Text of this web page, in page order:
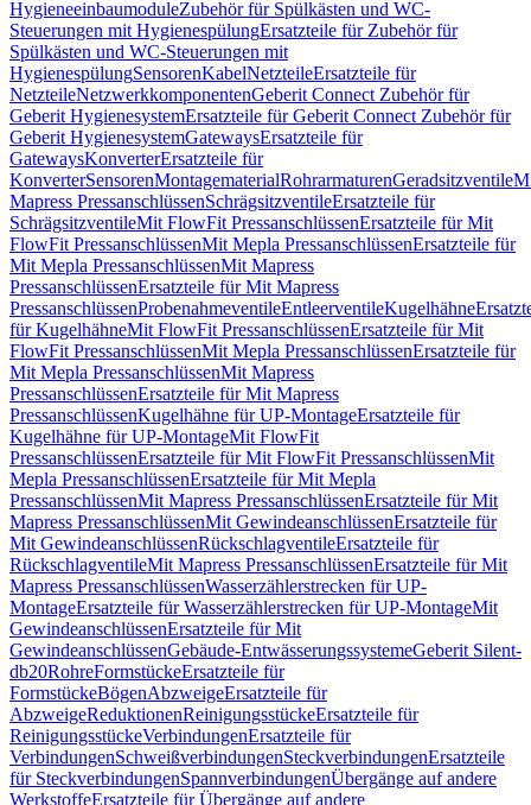
HygieneeinbaumoduleZubehör für Spülkästen und WC-
Steuerungen mit HygienespülungErsatzteile für Zubehör für
Spülkästen und WC-Steuerungen mit
HygienespülungSensorenKabelNetzteileErsatzteile für
NetzteileNetzwerkkomponentenGeberit Connect Zubehör für
Geberit HygienesystemErsatzteile für Geberit Connect Zubehör für
Geberit HygienesystemGatewaysErsatzteile für
GatewaysKonverterErsatzteile für
KonverterSensorenMontagematerialRohrarmaturenGeradsitzventile
Mapress PressanschlüssenSchrägsitzventileErsatzteile für
SchrägsitzventileMit FlowFit PressanschlüssenErsatzteile für Mit
FlowFit PressanschlüssenMit Mepla PressanschlüssenErsatzteile für
Mit Mepla PressanschlüssenMit Mapress
PressanschlüssenErsatzteile für Mit Mapress
PressanschlüssenProbenahmeventileEntleerventileKugelhähne
für KugelhähneMit FlowFit PressanschlüssenErsatzteile für Mit
FlowFit PressanschlüssenMit Mepla PressanschlüssenErsatzteile für
Mit Mepla PressanschlüssenMit Mapress
PressanschlüssenErsatzteile für Mit Mapress
PressanschlüssenKugelhähne für UP-MontageErsatzteile für
Kugelhähne für UP-MontageMit FlowFit
PressanschlüssenErsatzteile für Mit FlowFit PressanschlüssenMit
Mepla PressanschlüssenErsatzteile für Mit Mepla
PressanschlüssenMit Mapress PressanschlüssenErsatzteile für Mit
Mapress PressanschlüssenMit GewindeanschlüssenErsatzteile für
Mit GewindeanschlüssenRückschlagventileErsatzteile für
RückschlagventileMit Mapress PressanschlüssenErsatzteile für Mit
Mapress PressanschlüssenWasserzählerstrecken für UP-
MontageErsatzteile für Wasserzählerstrecken für UP-MontageMit
GewindeanschlüssenErsatzteile für Mit
GewindeanschlüssenGebäude-EntwässerungssystemeGeberit Silent-
db20RohreFormstückeErsatzteile für
FormstückeBögenAbzweigeErsatzteile für
AbzweigeReduktionenReinigungsstückeErsatzteile für
ReinigungsstückeVerbindungenErsatzteile für
VerbindungenSchweißverbindungenSteckverbindungenErsatzteile
für SteckverbindungenSpannverbindungenÜbergänge auf andere
WerkstoffeErsatzteile für Übergänge auf andere